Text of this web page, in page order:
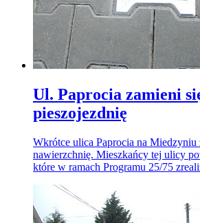
Ul. Paprocia zamieni
pieszojezdnię
Wkrótce ulica Paprocia na Miedzyniu
nawierzchnię. Mieszkańcy tej ulicy
które w ramach Programu 25/75